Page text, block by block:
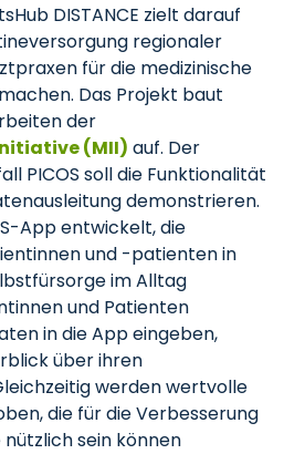
DISTANCE zielt darauf
regionaler
für die medizinische
Das Projekt baut
der
(MII) auf. Der
PICOS soll die Funktionalität
demonstrieren.
App entwickelt, die
und -patienten in
im Alltag
und Patienten
in die App eingeben,
über ihren
werden wertvolle
die für die Verbesserung
sein können